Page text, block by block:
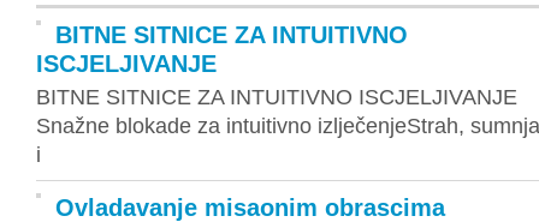
BITNE SITNICE ZA INTUITIVNO
ISCJELJIVANJE
BITNE SITNICE ZA INTUITIVNO ISCJELJIVANJE
Snažne blokade za intuitivno izlječenjeStrah, sumnja
i
Ovladavanje misaonim obrascima